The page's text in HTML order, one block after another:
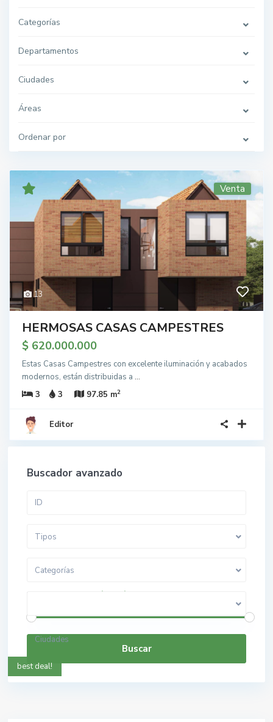
Categorías
Departamentos
Ciudades
Áreas
Ordenar por
13
Venta
HERMOSAS CASAS CAMPESTRES
$ 620.000.000
Estas Casas Campestres con excelente iluminación y acabados
modernos, están distribuidas a ...
3
3 97.85 m2
Editor
Buscador avanzado
Tipos
Categorías
Rango de precios: $ 0 a $ 5.000.000.000
Ciudades
Buscar
best deal!